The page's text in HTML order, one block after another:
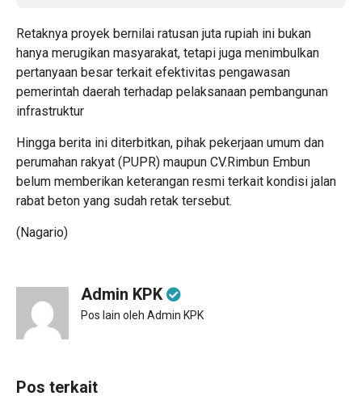
Retaknya proyek bernilai ratusan juta rupiah ini bukan
hanya merugikan masyarakat, tetapi juga menimbulkan
pertanyaan besar terkait efektivitas pengawasan
pemerintah daerah terhadap pelaksanaan pembangunan
infrastruktur
Hingga berita ini diterbitkan, pihak pekerjaan umum dan
perumahan rakyat (PUPR) maupun CV.Rimbun Embun
belum memberikan keterangan resmi terkait kondisi jalan
rabat beton yang sudah retak tersebut.
(Nagario)
Admin KPK
Pos lain oleh Admin KPK
Pos terkait